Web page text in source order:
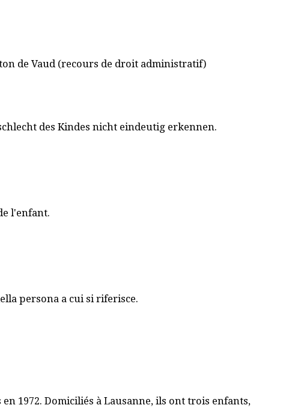
de Vaud (recours de droit administratif)
des Kindes nicht eindeutig erkennen.
l'enfant.
persona a cui si riferisce.
1972. Domiciliés à Lausanne, ils ont trois enfants,